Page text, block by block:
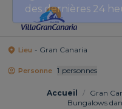
Lieu
Personne 1 Personnes
Accueil / Gran
Bungalows